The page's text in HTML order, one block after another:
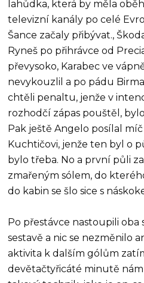
lahůdka, která by měla
televizní kanály po celé
Šance začaly přibývat.,
Ryneš po přihrávce od
převysoko, Karabec ve
nevykouzlil a po pádu
chtěli penaltu, jenže v
rozhodčí zápas pouštěl,
Pak ještě Angelo posílal
Kuchtičovi, jenže ten byl o
bylo třeba. No a první půli
zmařeným sólem, do
do kabin se šlo sice s
Po přestávce nastoupili oba
sestavě a nic se nezměnilo
aktivita k dalším gólům
devětačtyřicáté minutě nám